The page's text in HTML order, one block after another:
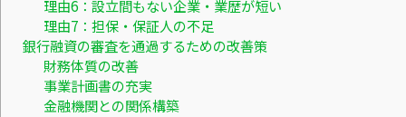
理由6：設立間もない企業・業歴が短い
理由7：担保・保証人の不足
銀行融資の審査を通過するための改善策
財務体質の改善
事業計画書の充実
金融機関との関係構築